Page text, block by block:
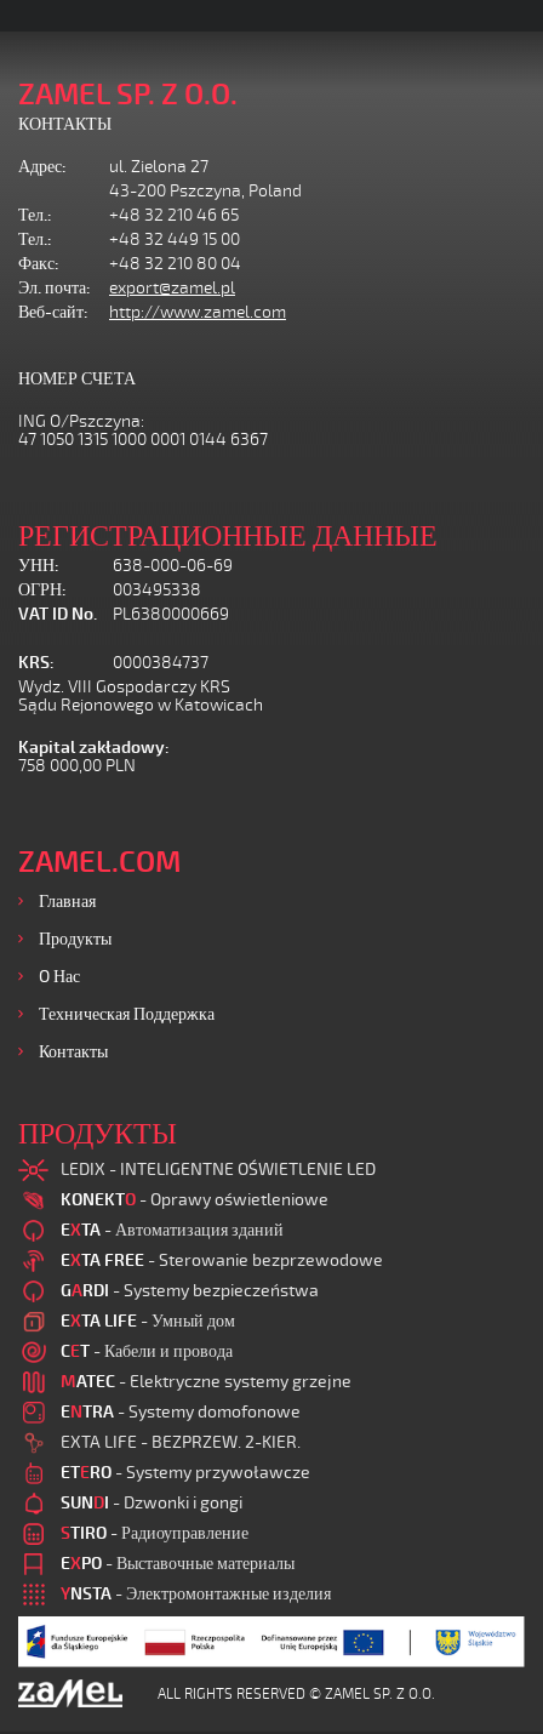
ZAMEL SP. Z O.O.
КОНТАКТЫ
Адрес:
ul. Zielona 27
43-200 Pszczyna, Poland
Тел.:
+48 32 210 46 65
Тел.:
+48 32 449 15 00
Факс:
+48 32 210 80 04
Эл. почта:
export@zamel.pl
Веб-сайт:
http://www.zamel.com
НОМЕР СЧЕТА
ING O/Pszczyna:
47 1050 1315 1000 0001 0144 6367
РЕГИСТРАЦИОННЫЕ ДАННЫЕ
УНН:
638-000-06-69
ОГРН:
003495338
VAT ID No.
PL6380000669
KRS:
0000384737
Wydz. VIII Gospodarczy KRS
Sądu Rejonowego w Katowicach
Kapital zakładowy:
758 000,00 PLN
ZAMEL.COM
Главная
Продукты
O Нас
Техническая Поддержка
Контакты
ПРОДУКТЫ
LEDIX - INTELIGENTNE OŚWIETLENIE LED
KONEKTO - Oprawy oświetleniowe
EXTA - Автоматизация зданий
EXTA FREE - Sterowanie bezprzewodowe
GARDI - Systemy bezpieczeństwa
EXTA LIFE - Умный дом
CET - Кабели и провода
MATEC - Elektryczne systemy grzejne
ENTRA - Systemy domofonowe
EXTA LIFE - BEZPRZEW. 2-KIER.
ETERO - Systemy przywoławcze
SUNDI - Dzwonki i gongi
STIRO - Радиоуправление
EXPO - Выставочные материалы
YNSTA - Электромонтажные изделия
ALL RIGHTS RESERVED © ZAMEL SP. Z O.O.